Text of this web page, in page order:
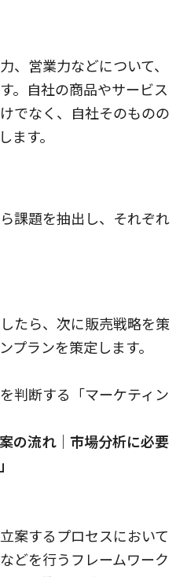
、営業力などについて、
。自社の商品やサービス
でなく、自社そのものの
ます。
課題を抽出し、それぞれ
たら、次に販売戦略を策
プランを策定します。
判断する「マーケティン
の流れ｜市場分析に必要
案するプロセスにおいて
どを行うフレームワーク